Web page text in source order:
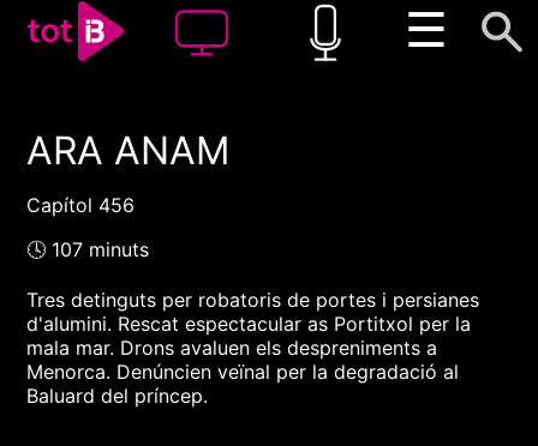
☰
00:00 00:00
ARA ANAM
Capítol 456
🕓 107 minuts
Tres detinguts per robatoris de portes i persianes
d'alumini. Rescat espectacular as Portitxol per la
mala mar. Drons avaluen els despreniments a
Menorca. Denúncien veïnal per la degradació al
Baluard del príncep.